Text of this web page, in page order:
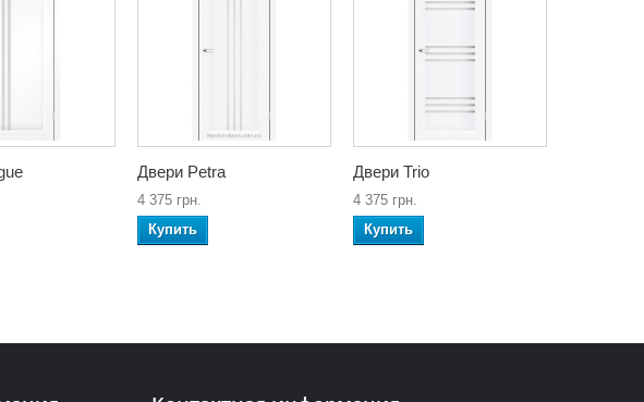
Двери Petra
4 375 грн.
Купить
Двери Trio
4 375 грн.
Купить